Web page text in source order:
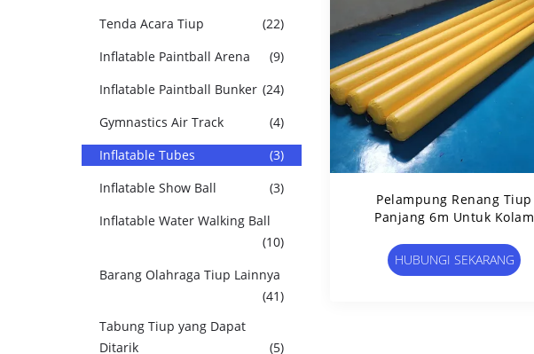
Tenda Acara Tiup
(22)
Inflatable Paintball Arena
(9)
Inflatable Paintball Bunker (24)
Gymnastics Air Track
(4)
Inflatable Tubes
(3)
Inflatable Show Ball
(3)
Inflatable Water Walking Ball
(10)
Barang Olahraga Tiup Lainnya
(41)
Tabung Tiup yang Dapat
Ditarik
(5)
Pelampung Renang Tiup
Panjang 6m Untuk Kolam
Cincin Jangkar
HUBUNGI SEKARANG